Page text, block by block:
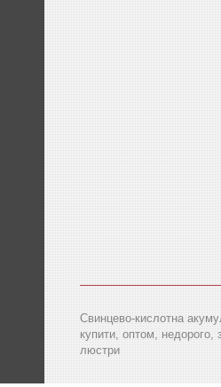
Свинцево-кислотна
купити, оптом, недорого,
люстри